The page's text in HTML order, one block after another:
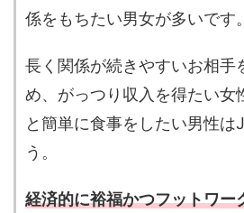
係をもちたい男女が多いです。
長く関係が続きやすいお相手
め、がっつり収入を得たい女
と簡単に食事をしたい男性は
う。
経済的に裕福かつフットワー